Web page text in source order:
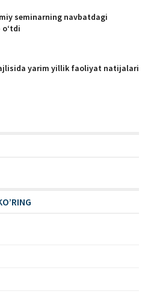
seminarning navbatdagi
oʻtdi
yarim yillik faoliyat natijalari